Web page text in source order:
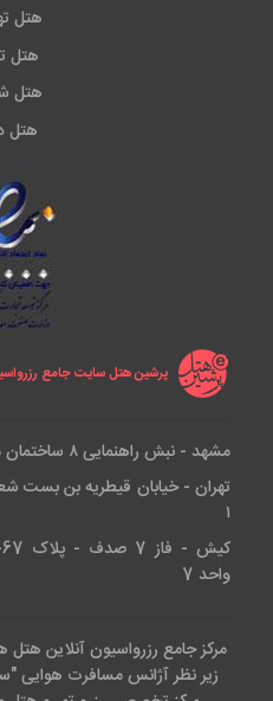
هتل
هتل
هتل
هتل
پرشین هتل سایت جامع
مشهد - نبش راهنمایی ۸ ساختمان ممتاز
۱
واحد 7
مرکز جامع رزرواسیون آنلاین
زیر نظر آژانس مسافرت هوایی